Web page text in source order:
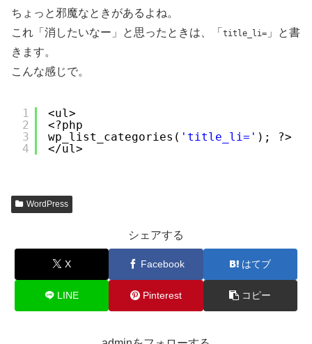
ちょっと邪魔なときがあるよね。
これ「消したいなー」と思ったときは、「 title_li= 」と書
きます。
こんな感じで。
1
2
3
4
<ul>
<?php
wp_list_categories( 'title_li=' ); ?>
</ul>
WordPress
シェアする
X Facebook はてブ
LINE Pinterest コピー